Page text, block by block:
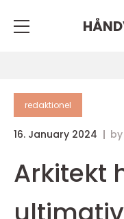
redaktionel
16. January 2024 by
Arkitekt